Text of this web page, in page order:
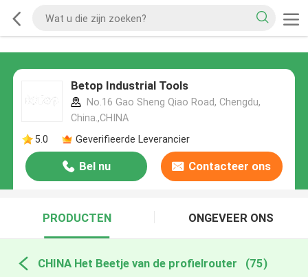
Betop Industrial Tools
No.16 Gao Sheng Qiao Road, Chengdu,
China.,CHINA
5.0
Geverifieerde Leverancier
Bel nu Contacteer ons
PRODUCTEN ONGEVEER ONS
CHINA Het Beetje van de profielrouter (75)